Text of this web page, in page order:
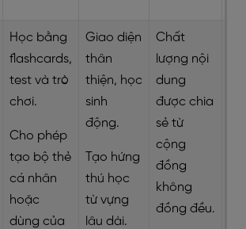
Học bằng
flashcards,
test và trò
chơi.
Cho phép
tạo bộ thẻ
cá nhân
hoặc
dùng của
Giao diện
thân
thiện, học
sinh
động.
Tạo hứng
thú học
từ vựng
lâu dài.
Chất
lượng nội
dung
được chia
sẻ từ
cộng
đồng
không
đồng đều.